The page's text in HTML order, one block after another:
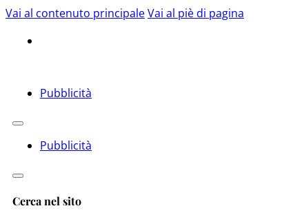
Vai al contenuto principaleVai al piè di pagina
Pubblicità
Pubblicità
Cerca nel sito